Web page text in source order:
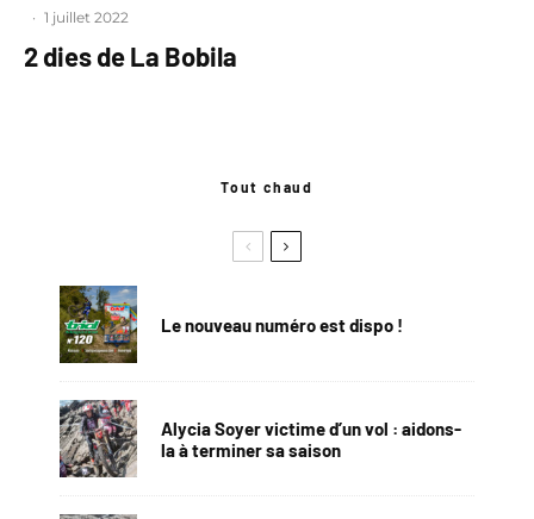
· 1 juillet 2022
2 dies de La Bobila
Tout chaud
Le nouveau numéro est dispo !
Alycia Soyer victime d’un vol : aidons-
la à terminer sa saison